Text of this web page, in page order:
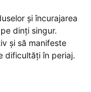
și încurajarea
dinți singur.
și să manifeste
dificultăți în periaj.